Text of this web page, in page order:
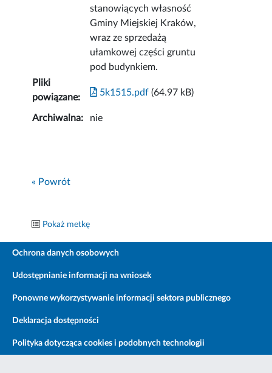
stanowiących własność
Gminy Miejskiej Kraków,
wraz ze sprzedażą
ułamkowej części gruntu
pod budynkiem.
Pliki
powiązane:
5k1515.pdf (64.97 kB)
Archiwalna: nie
« Powrót
Pokaż metkę
Ochrona danych osobowych
Udostępnianie informacji na wniosek
Ponowne wykorzystywanie informacji sektora publicznego
Deklaracja dostępności
Polityka dotycząca cookies i podobnych technologii